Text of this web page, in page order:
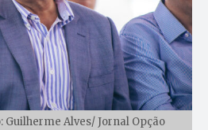
Guilherme Alves/ Jornal Opção